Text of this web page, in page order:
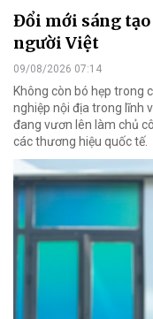
Đổi mới sáng
người Việt
09/08/2026 07:14
Không còn bó hẹp trong
nghiệp nội địa trong lĩnh
đang vươn lên làm chủ
các thương hiệu quốc tế.